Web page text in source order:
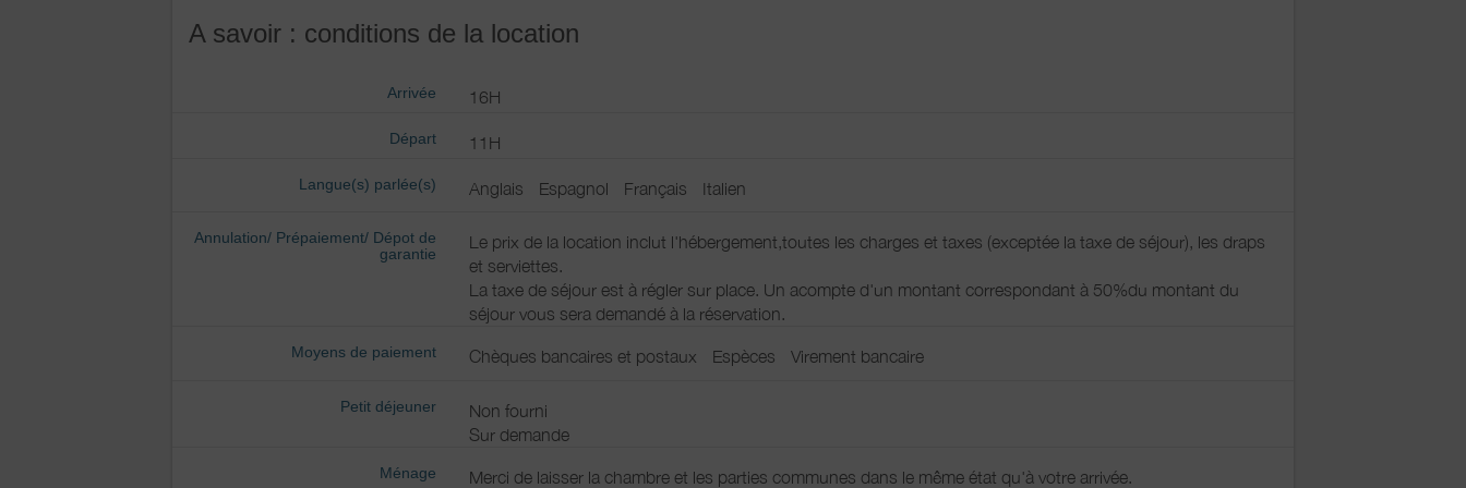
Spa / Jacuzzi
Exterieur
Salon de jardin
Terrain clos commun
A savoir : conditions de la location
Arrivée 16H
Départ 11H
Langue(s) parlée(s) Anglais Espagnol Français Italien
Annulation/ Prépaiement/ Dépot de
garantie
Le prix de la location inclut l'hébergement,toutes les charges et taxes (exceptée la taxe de séjour), les draps
et serviettes.
La taxe de séjour est à régler sur place. Un acompte d'un montant correspondant à 50%du montant du
séjour vous sera demandé à la réservation.
Moyens de paiement Chèques bancaires et postaux Espèces Virement bancaire
Petit déjeuner
Non fourni
Sur demande
Ménage Merci de laisser la chambre et les parties communes dans le même état qu'à votre arrivée.